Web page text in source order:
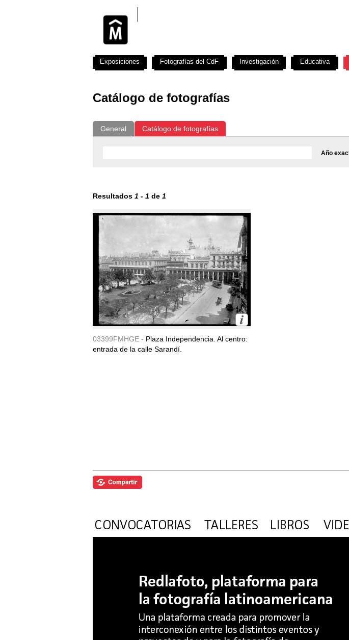
Catálogo de fotografías
General Catálogo de fotografías
Año
Resultados 1 - 1 de 1
03399FMHGE - Plaza Independencia. Al centro:
entrada de la calle Sarandí.
Exposiciones Fotografías del CdF Investigación Educativa